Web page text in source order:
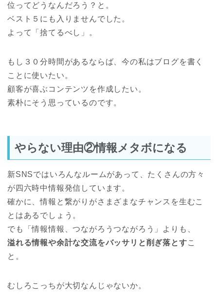
位ってどうなんだろう？と。
ベスト５にも入りませんでした。
よって「捨てるべし」。
もし３０分時間があるならば、今の私はブログを書く
ことに使いたい。
顧客が喜ぶコンテンツを作成したい。
素朴にそう思っているのです。
やらない理由②情報メタボになる
新SNSではいろんなルームがあって、たくさんの方々
が四六時中情報発信しています。
確かに、情報と繋がりがさまざまなチャンスを生むこ
とはあるでしょう。
でも「情報情報、つながろうつながろう」よりも、
溢れる情報や余計な交流をバッサリと削ぎ落とすこ
と。
むしろこっちが大切なんじゃないか。